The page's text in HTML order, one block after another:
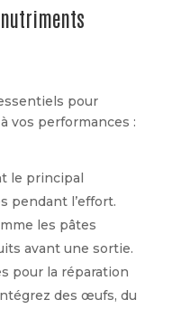
pour
vos performances :
le principal
pendant l’effort.
les pâtes
avant une sortie.
pour la réparation
des œufs, du